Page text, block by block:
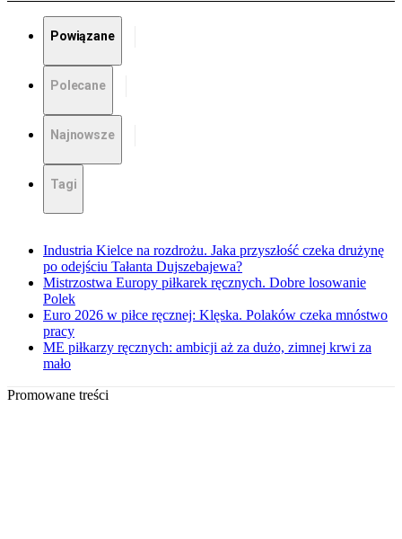
Powiązane
Polecane
Najnowsze
Tagi
Industria Kielce na rozdrożu. Jaka przyszłość czeka drużynę
po odejściu Tałanta Dujszebajewa?
Mistrzostwa Europy piłkarek ręcznych. Dobre losowanie
Polek
Euro 2026 w piłce ręcznej: Klęska. Polaków czeka mnóstwo
pracy
ME piłkarzy ręcznych: ambicji aż za dużo, zimnej krwi za
mało
Promowane treści